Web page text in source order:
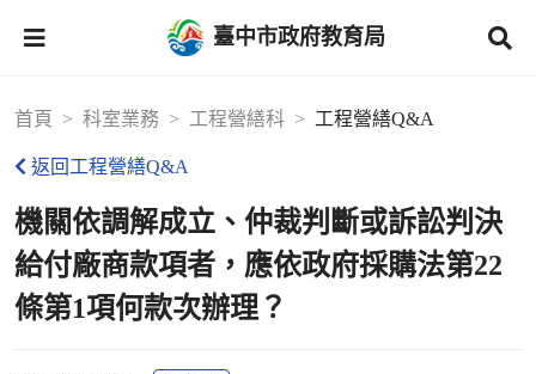
臺中市政府教育局
首頁 科室業務 工程營繕科 工程營繕Q&A
返回工程營繕Q&A
機關依調解成立、仲裁判斷或訴訟判決
給付廠商款項者，應依政府採購法第22
條第1項何款次辦理？